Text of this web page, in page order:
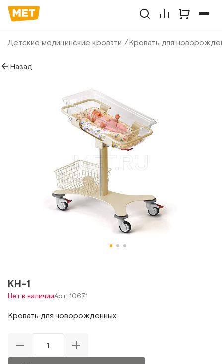
Детские медицинские кровати Кровать для
Назад
КН-1
Нет в наличииАрт. 10671
Кровать для новорожденных